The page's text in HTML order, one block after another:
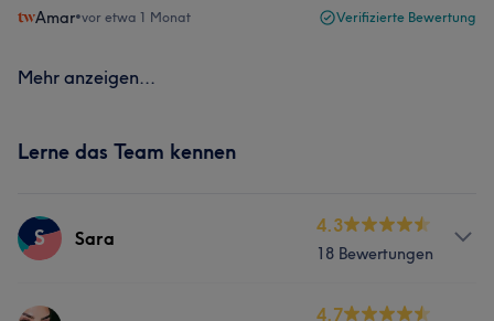
Amar•vor etwa 1 Monat Verifizierte Bewertung
Mehr anzeigen...
Lerne das Team kennen
S Sara
4.3
18 Bewertungen
Services 4.7